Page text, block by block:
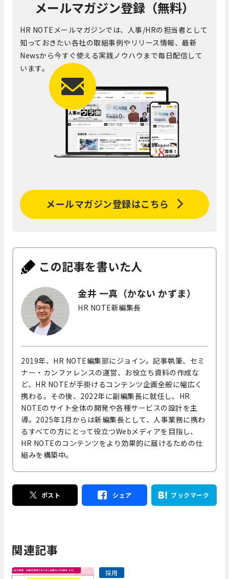
メールマガジン登録（無料）
HR NOTEメールマガジンでは、人事/HRの担当者として
知っておきたい各社の取組事例やリリース情報、最新
Newsから今すぐ使える実践ノウハウまで毎日配信して
います。
メールマガジン登録はこちら
この記事を書いた人
金井 一真（かない かずま）
HR NOTE新編集長
2019年、HR NOTE編集部にジョイン。記事執筆、セミ
ナー・カンファレンスの運営、お役立ち資料の作成な
ど、HR NOTEが手掛けるコンテンツ企画全般に幅広く
携わる。その後、2022年に副編集長に就任し、HR
NOTEのサイト全体の開発や各種サービスの設計を主
導。2025年1月からは新編集長として、人事業務に携わ
るすべての方にとって役立つWebメディアを目指し、
HR NOTEのコンテンツをより効果的に届けるための仕
組みを構築中。
ポスト シェア ブックマーク
関連記事
採用